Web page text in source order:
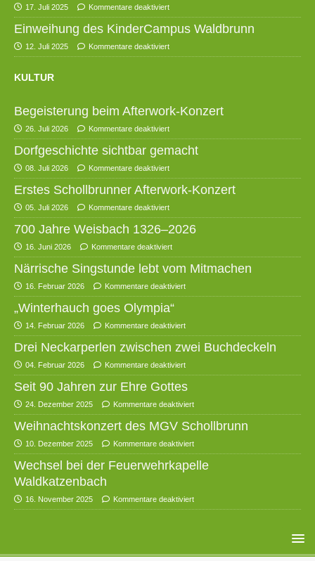
17. Juli 2025 Kommentare deaktiviert
Einweihung des KinderCampus Waldbrunn
12. Juli 2025 Kommentare deaktiviert
KULTUR
Begeisterung beim Afterwork-Konzert
26. Juli 2026 Kommentare deaktiviert
Dorfgeschichte sichtbar gemacht
08. Juli 2026 Kommentare deaktiviert
Erstes Schollbrunner Afterwork-Konzert
05. Juli 2026 Kommentare deaktiviert
700 Jahre Weisbach 1326–2026
16. Juni 2026 Kommentare deaktiviert
Närrische Singstunde lebt vom Mitmachen
16. Februar 2026 Kommentare deaktiviert
„Winterhauch goes Olympia“
14. Februar 2026 Kommentare deaktiviert
Drei Neckarperlen zwischen zwei Buchdeckeln
04. Februar 2026 Kommentare deaktiviert
Seit 90 Jahren zur Ehre Gottes
24. Dezember 2025 Kommentare deaktiviert
Weihnachtskonzert des MGV Schollbrunn
10. Dezember 2025 Kommentare deaktiviert
Wechsel bei der Feuerwehrkapelle
Waldkatzenbach
16. November 2025 Kommentare deaktiviert